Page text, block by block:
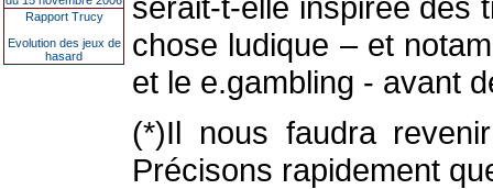
Rapport Trucy
Evolution des jeux de
hasard
chose ludique – et
et le e.gambling - avant
(*)Il nous faudra
Précisons rapidement